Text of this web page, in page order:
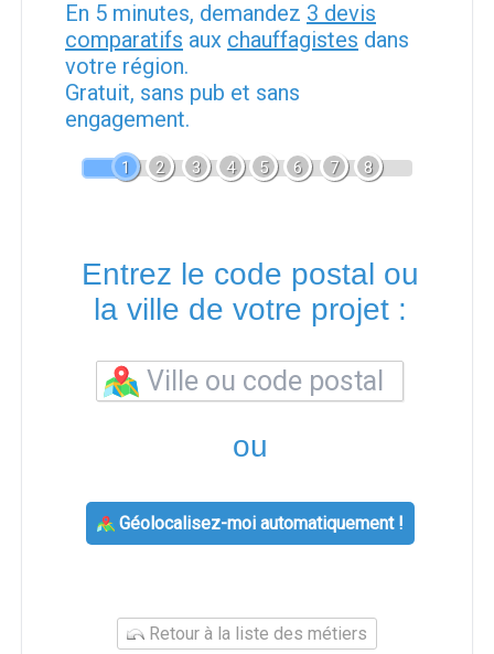
En 5 minutes, demandez 3 devis
comparatifs aux chauffagistes dans
votre région.
Gratuit, sans pub et sans
engagement.
1 2 3 4 5 6 7 8
Entrez le code postal ou
la ville de votre projet :
ou
Géolocalisez-moi automatiquement !
Retour à la liste des métiers